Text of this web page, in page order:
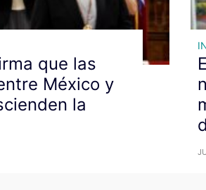
que las
México y
la